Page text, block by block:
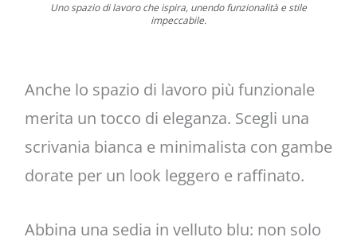
Uno spazio di lavoro che ispira, unendo funzionalità e stile
impeccabile.
Anche lo spazio di lavoro più funzionale
merita un tocco di eleganza. Scegli una
scrivania bianca e minimalista con gambe
dorate per un look leggero e raffinato.
Abbina una sedia in velluto blu: non solo